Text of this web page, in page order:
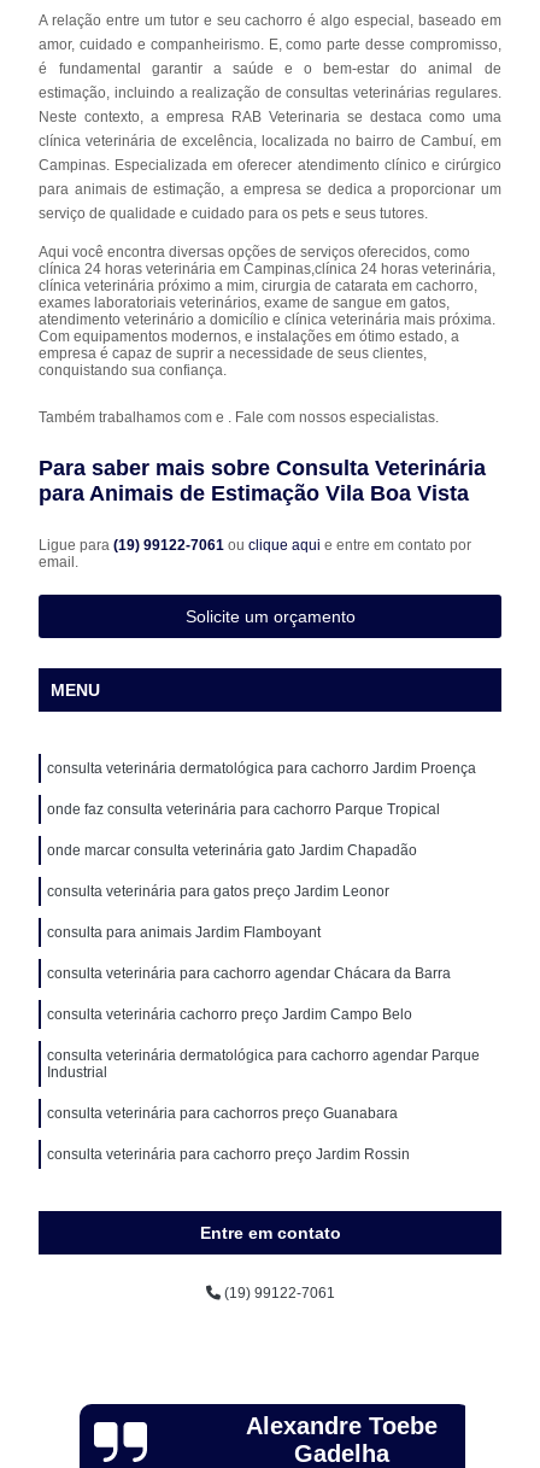
A relação entre um tutor e seu cachorro é algo especial, baseado em
amor, cuidado e companheirismo. E, como parte desse compromisso,
é fundamental garantir a saúde e o bem-estar do animal de
estimação, incluindo a realização de consultas veterinárias regulares.
Neste contexto, a empresa RAB Veterinaria se destaca como uma
clínica veterinária de excelência, localizada no bairro de Cambuí, em
Campinas. Especializada em oferecer atendimento clínico e cirúrgico
para animais de estimação, a empresa se dedica a proporcionar um
serviço de qualidade e cuidado para os pets e seus tutores.
Aqui você encontra diversas opções de serviços oferecidos, como
clínica 24 horas veterinária em Campinas,clínica 24 horas veterinária,
clínica veterinária próximo a mim, cirurgia de catarata em cachorro,
exames laboratoriais veterinários, exame de sangue em gatos,
atendimento veterinário a domicílio e clínica veterinária mais próxima.
Com equipamentos modernos, e instalações em ótimo estado, a
empresa é capaz de suprir a necessidade de seus clientes,
conquistando sua confiança.
Também trabalhamos com e . Fale com nossos especialistas.
Para saber mais sobre Consulta Veterinária
para Animais de Estimação Vila Boa Vista
Ligue para(19) 99122-7061ouclique aqui e entre em contato por
email.
Solicite um orçamento
MENU
consulta veterinária dermatológica para cachorro Jardim Proença
onde faz consulta veterinária para cachorro Parque Tropical
onde marcar consulta veterinária gato Jardim Chapadão
consulta veterinária para gatos preço Jardim Leonor
consulta para animais Jardim Flamboyant
consulta veterinária para cachorro agendar Chácara da Barra
consulta veterinária cachorro preço Jardim Campo Belo
consulta veterinária dermatológica para cachorro agendar Parque
Industrial
consulta veterinária para cachorros preço Guanabara
consulta veterinária para cachorro preço Jardim Rossin
Entre em contato
(19) 99122-7061
Alexandre Toebe
Gadelha